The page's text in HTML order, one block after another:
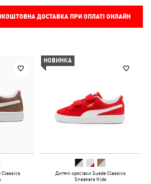
ДОСТАВКА ПРИ ОПЛАТІ ОНЛАЙН
Classics
НОВИНКА
Дитячі кросівки Suede Classics
Sneakers Kids